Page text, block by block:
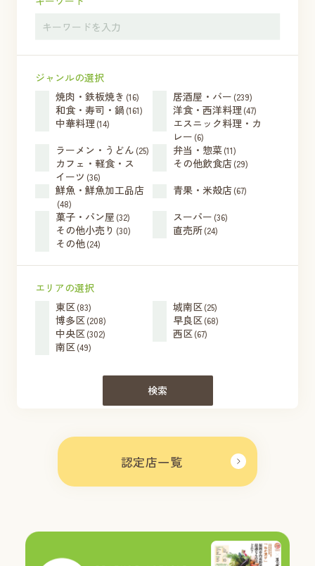
認定店一覧
ジャンルの選択
焼肉・鉄板焼き (16) 居酒屋・バー (239)
和食・寿司・鍋 (161) 洋食・西洋料理 (47)
中華料理 (14)
エスニック料理・カ
レー (6)
ラーメン・うどん (25) 弁当・惣菜(11)
カフェ・軽食・ス
イーツ (36)
その他飲食店(29)
鮮魚・鮮魚加工品店
(48)
青果・米殻店(67)
菓子・パン屋 (32) スーパー (36)
その他小売り (30) 直売所(24)
その他(24)
エリアの選択
東区(83) 城南区(25)
博多区(208) 早良区(68)
中央区(302) 西区(67)
南区(49)
検索